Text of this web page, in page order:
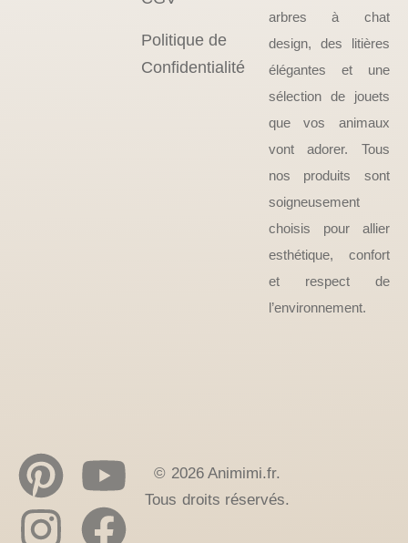
Politique de
Confidentialité
arbres à chat
design, des litières
élégantes et une
sélection de jouets
que vos animaux
vont adorer. Tous
nos produits sont
soigneusement
choisis pour allier
esthétique, confort
et respect de
l’environnement.
© 2026 Animimi.fr.
Tous droits réservés.